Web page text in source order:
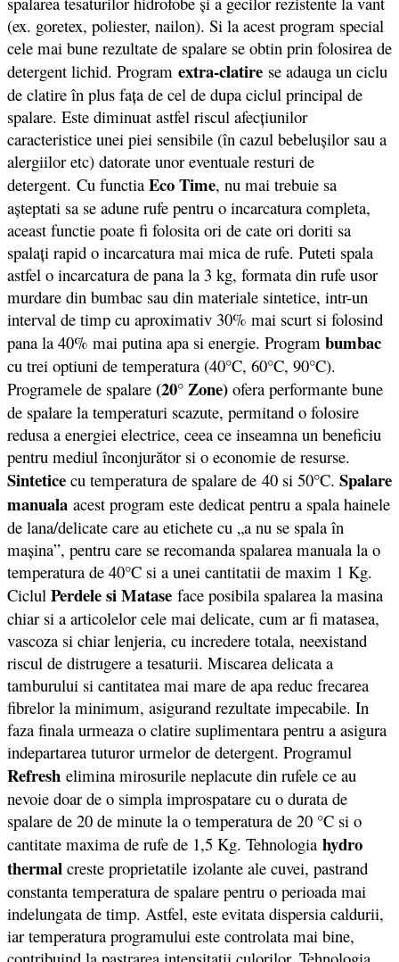
(ex. goretex, poliester, nailon). Si la acest program special
cele mai bune rezultate de spalare se obtin prin folosirea de
detergent lichid. Program extra-clatire se adauga un ciclu
de clatire în plus faţa de cel de dupa ciclul principal de
spalare. Este diminuat astfel riscul afecţiunilor
caracteristice unei piei sensibile (în cazul bebeluşilor sau a
alergiilor etc) datorate unor eventuale resturi de
detergent. Cu functia Eco Time, nu mai trebuie sa
aşteptati sa se adune rufe pentru o incarcatura completa,
aceast functie poate fi folosita ori de cate ori doriti sa
spalaţi rapid o incarcatura mai mica de rufe. Puteti spala
astfel o incarcatura de pana la 3 kg, formata din rufe usor
murdare din bumbac sau din materiale sintetice, intr-un
interval de timp cu aproximativ 30% mai scurt si folosind
pana la 40% mai putina apa si energie. Program bumbac
cu trei optiuni de temperatura (40°C, 60°C, 90°C).
Programele de spalare (20° Zone) ofera performante bune
de spalare la temperaturi scazute, permitand o folosire
redusa a energiei electrice, ceea ce inseamna un beneficiu
pentru mediul înconjurător si o economie de resurse.
Sintetice cu temperatura de spalare de 40 si 50°C. Spalare
manuala acest program este dedicat pentru a spala hainele
de lana/delicate care au etichete cu „a nu se spala în
maşina”, pentru care se recomanda spalarea manuala la o
temperatura de 40°C si a unei cantitatii de maxim 1 Kg.
Ciclul Perdele si Matase face posibila spalarea la masina
chiar si a articolelor cele mai delicate, cum ar fi matasea,
vascoza si chiar lenjeria, cu incredere totala, neexistand
riscul de distrugere a tesaturii. Miscarea delicata a
tamburului si cantitatea mai mare de apa reduc frecarea
fibrelor la minimum, asigurand rezultate impecabile. In
faza finala urmeaza o clatire suplimentara pentru a asigura
indepartarea tuturor urmelor de detergent. Programul
Refresh elimina mirosurile neplacute din rufele ce au
nevoie doar de o simpla improspatare cu o durata de
spalare de 20 de minute la o temperatura de 20 °C si o
cantitate maxima de rufe de 1,5 Kg. Tehnologia hydro
thermal creste proprietatile izolante ale cuvei, pastrand
constanta temperatura de spalare pentru o perioada mai
indelungata de timp. Astfel, este evitata dispersia caldurii,
iar temperatura programului este controlata mai bine,